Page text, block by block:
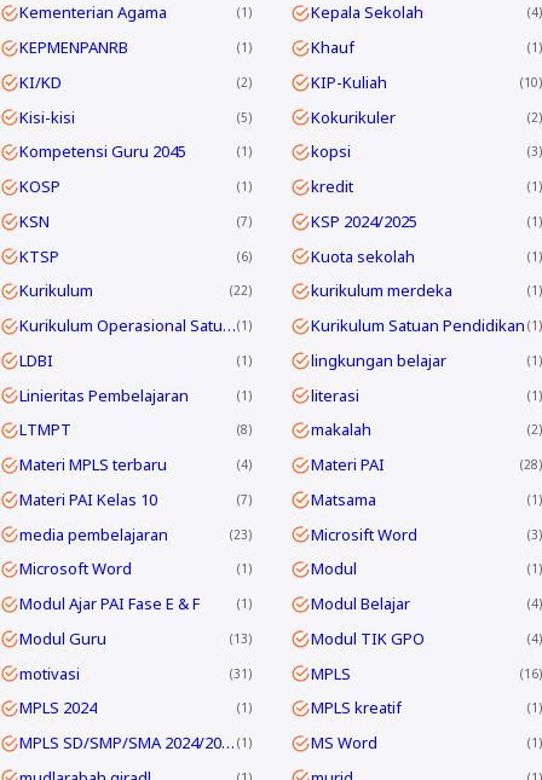
Kementerian Agama 1 Kepala Sekolah 4
KEPMENPANRB 1 Khauf 1
KI/KD 2 KIP-Kuliah 10
Kisi-kisi 5 Kokurikuler 2
Kompetensi Guru 2045 1 kopsi 3
KOSP 1 kredit 1
KSN 7 KSP 2024/2025 1
KTSP 6 Kuota sekolah 1
Kurikulum 22 kurikulum merdeka 1
Kurikulum Operasional Satuan Pendidikan 1 Kurikulum Satuan Pendidikan 1
LDBI 1 lingkungan belajar 1
Linieritas Pembelajaran 1 literasi 1
LTMPT 8 makalah 2
Materi MPLS terbaru 4 Materi PAI 28
Materi PAI Kelas 10 7 Matsama 1
media pembelajaran 23 Microsift Word 3
Microsoft Word 1 Modul 1
Modul Ajar PAI Fase E & F 1 Modul Belajar 4
Modul Guru 13 Modul TIK GPO 4
motivasi 31 MPLS 16
MPLS 2024 1 MPLS kreatif 1
MPLS SD/SMP/SMA 2024/2025 1 MS Word 1